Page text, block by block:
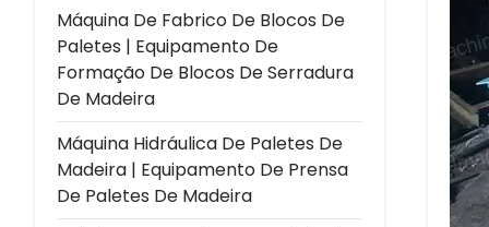
Máquina De Fabrico De Blocos De
Paletes | Equipamento De
Formação De Blocos De Serradura
De Madeira
Máquina Hidráulica De Paletes De
Madeira | Equipamento De Prensa
De Paletes De Madeira